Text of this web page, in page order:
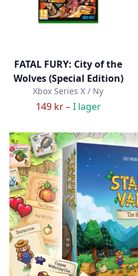
FATAL FURY: City of the
Wolves (Special Edition)
Xbox Series X / Ny
149 kr –I lager